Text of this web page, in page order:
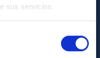
sus servicios.